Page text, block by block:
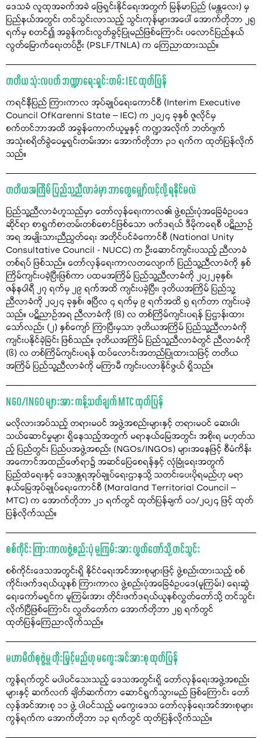
ဒေသခံ လူထုအခက်အခဲ ဖြေရှင်းနိုင်ရေးအတွက် မြန်မာပြည် (မန္တလေး) မှ
ပြည်နယ်အတွင်း တင်သွင်းလာသည့် သွင်းကုန်များအပေါ် အောက်တိုဘာ ၂၅
ရက်မှ စတင်၍ အခွန်ကင်းလွတ်ခွင့်ပြုမည်ဖြစ်ကြောင်း ပလောင်ပြည်နယ်
လွတ်မြောက်ရေးတပ်ဦး (PSLF/TNLA) က ကြေညာထားသည်။
တတိယ သုံးလပတ် ဘဏ္ဍာရေးရှင်းတမ်း IEC ထုတ်ပြန်
ကရင်နီပြည် ကြားကာလ အုပ်ချုပ်ရေးကောင်စီ (Interim Executive
Council OfKarenni State – IEC) က ၂၀၂၄ ခုနှစ် ဇူလိုင်မှ
စက်တင်ဘာအထိ အခွန်ကောက်ယူမှုနှင့် ကဏ္ဍအလိုက် ဘတ်ဂျက်
အသုံးစရိတ်ခွဲဝေမှုရှင်းတမ်းအား အောက်တိုဘာ ၃၁ ရက်က ထုတ်ပြန်လိုက်
သည်။
တတိယအကြိမ် ပြည်သူ့ညီလာခံမှာ ဘာတွေမျှော်လင့်လို့ ရနိုင်မလဲ
ပြည်သူ့ညီလာခံဟူသည်မှာ တော်လှန်ရေးကာလ၏ ဖွဲ့စည်းပုံအခြေခံဥပဒေ
ဆိုင်ရာ စာရွက်စာတမ်းတစ်စောင်ဖြစ်သော ဖက်ဒရယ် ဒီမိုကရေစီ ပဋိညာဉ်
အရ အမျိုးသားညီညွတ်ရေး အတိုင်ပင်ခံကောင်စီ (National Unity
Consultative Council - NUCC) က ဦးဆောင်ကျင်းပသည့် ညီလာခံ
တစ်ရပ် ဖြစ်သည်။ တော်လှန်ရေးကာလတလျောက် ပြည်သူ့ညီလာခံကို နှစ်
ကြိမ်ကျင်းပခဲ့ပြီးဖြစ်ကာ ပထမအကြိမ် ပြည်သူ့ညီလာခံကို ၂၀၂၂ခုနှစ်၊
ဇန်နဝါရီ ၂၇ ရက်မှ ၂၉ ရက်အထိ ကျင်းပခဲ့ပြီး၊ ဒုတိယအကြိမ် ပြည်သူ့
ညီလာခံကို ၂၀၂၄ ခုနှစ်၊ ဧပြီလ ၄ ရက်မှ ၉ ရက်အထိ ၅ ရက်တာ ကျင်းပခဲ့
သည်။ ပဋိညာဉ်အရ ညီလာခံကို (၆) လ တစ်ကြိမ်ကျင်းပရန် ပြဌာန်းထား
သော်လည်း (၂) နှစ်ကျော် ကြာပြီးမှသာ ဒုတိယအကြိမ် ပြည်သူ့ညီလာခံကို
ကျင်းပနိုင်ခဲ့ခြင်း ဖြစ်သည်။ ဒုတိယအကြိမ် ပြည်သူ့ညီလာခံတွင် ညီလာခံကို
(၆) လ တစ်ကြိမ်ကျင်းပရန် ထပ်လောင်းအတည်ပြုထားသဖြင့် တတိယ
အကြိမ် ပြည်သူ့ညီလာခံကို မကြာမီ ကျင်းပလာနိုင်ဖွယ် ရှိသည်။
NGO/INGO များအား ကန့်သတ်ချက် MTC ထုတ်ပြန်
မလိုလားအပ်သည့် တရားမဝင် အဖွဲ့အစည်းများနှင့် တရားမဝင် ဆေးဝါး
သယ်ဆောင်မှုများ ရှိနေသည့်အတွက် မရာနယ်မြေအတွင်း အစိုးရ မဟုတ်သ
ည့် ပြည်တွင်း ပြည်ပအဖွဲ့အစည်း (NGOs/INGOs) များအနေဖြင့် စီမံကိန်း
အကောင်အထည်ဖော်ရာ၌ အဆင်ပြေစေရန်နှင့် လုံခြုံရေးအတွက်
ပြည်ထဲရေးနှင့် ဒေသန္တရအုပ်ချုပ်ရေးဌာနသို့ သတင်းပေးပိုရမည်ဟု မရာ
နယ်မြေအုပ်ချုပ်ရေးကောင်စီ (Maraland Territorial Council –
MTC) က အောက်တိုဘာ ၂၁ ရက်တွင် ထုတ်ပြန်ချက် ၀၁/၂၀၂၄ ဖြင့် ထုတ်
ပြန်လိုက်သည်။
စစ်ကိုင်း ကြားကာလဖွဲ့စည်းပုံ မူကြမ်းအား လွှတ်တော်သို့ တင်သွင်း
စစ်ကိုင်းဒေသအတွင်းရှိ နိုင်ငံရေးအင်အားစုများဖြင့် ဖွဲ့စည်းထားသည့် စစ်
ကိုင်းဖက်ဒရယ်ယူနစ် ကြားကာလ ဖွဲ့စည်းပုံအခြေခံဥပဒေ(မူကြမ်း) ရေးဆွဲ
ရေးကော်မရှင်က မူကြမ်းအား တိုင်းဖက်ဒရယ်ယူနစ်လွှတ်တော်သို့ တင်သွင်း
လိုက်ပြီဖြစ်ကြောင်း လွှတ်တော်က အောက်တိုဘာ ၂၅ ရက်တွင်
ထုတ်ပြန်ကြေညာလိုက်သည်။
မဟာမိတ်စုဖွဲ့မှု တိုးမြှင့်မည်ဟု မကွေးအင်အားစု ထုတ်ပြန်
ကွန်ရက်တွင် မပါဝင်သေးသည့် ဒေသအတွင်းရှိ တော်လှန်ရေးအဖွဲ့အစည်း
များနှင့် ဆက်လက် ချိတ်ဆက်ကာ ဆောင်ရွက်သွားမည် ဖြစ်ကြောင်း တော်
လှန်အင်အားစု ၁၁ ဖွဲ့ ပါဝင်သည့် မကွေးဒေသ တော်လှန်ရေးအင်အားစုများ
ကွန်ရက်က အောက်တိုဘာ ၁၃ ရက်တွင် ထုတ်ပြန်လိုက်သည်။